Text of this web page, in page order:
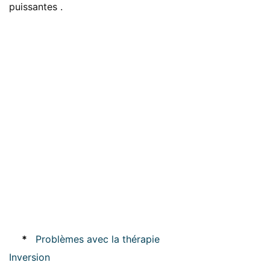
puissantes .
*
Problèmes avec la thérapie
Inversion